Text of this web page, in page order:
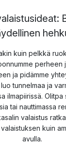
kuin pelkkä
perheen
ja pidämme
tunnelmaa ja
ilmapiirissä. Olitpa
tai nauttimassa
valaistus
kuin
avulla.